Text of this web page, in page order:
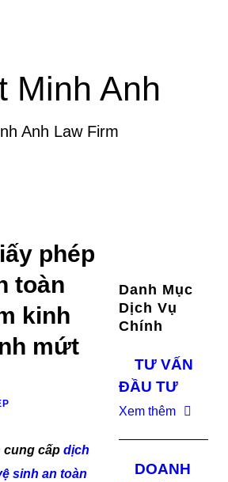
Minh Anh
Anh Law Firm
phép
toàn
kinh
mứt
cung cấp dịch
sinh an toàn
Danh Mục
Dịch Vụ
Chính
TƯ VẤN
ĐẦU TƯ
Xem thêm
DOANH